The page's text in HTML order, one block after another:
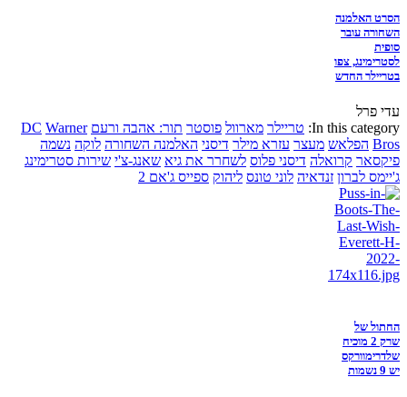
הסרט האלמנה
השחורה עובר
סופית
לסטרימינג, צפו
בטריילר החדש
עדי פרל
In this category: טריילר מארוול פוסטר תור: אהבה ורעם DC Warner
Bros הפלאש מעצר עזרא מילר דיסני האלמנה השחורה לוקה נשמה
פיקסאר קרואלה דיסני פלוס לשחרר את גיא שאנג-צ'י שירות סטרימינג
ג'יימס לברון זנדאיה לוני טונס ליהוק ספייס ג'אם 2
החתול של
שרק 2 מוכיח
שלדרימוורקס
יש 9 נשמות